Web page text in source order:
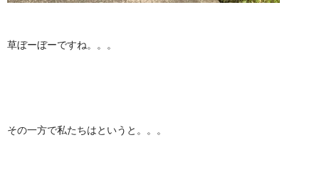
草ぼーぼーですね。。。
その一方で私たちはというと。。。